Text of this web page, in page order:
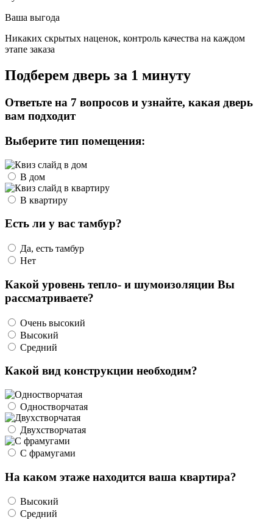
Ваша выгода
Никаких скрытых наценок, контроль качества на каждом
этапе заказа
Подберем дверь за 1 минуту
Ответьте на 7 вопросов и узнайте, какая дверь
вам подходит
Выберите тип помещения:
В дом
В квартиру
Есть ли у вас тамбур?
Да, есть тамбур
Нет
Какой уровень тепло- и шумоизоляции Вы
рассматриваете?
Очень высокий
Высокий
Средний
Какой вид конструкции необходим?
Одностворчатая
Двухстворчатая
С фрамугами
На каком этаже находится ваша квартира?
Высокий
Средний